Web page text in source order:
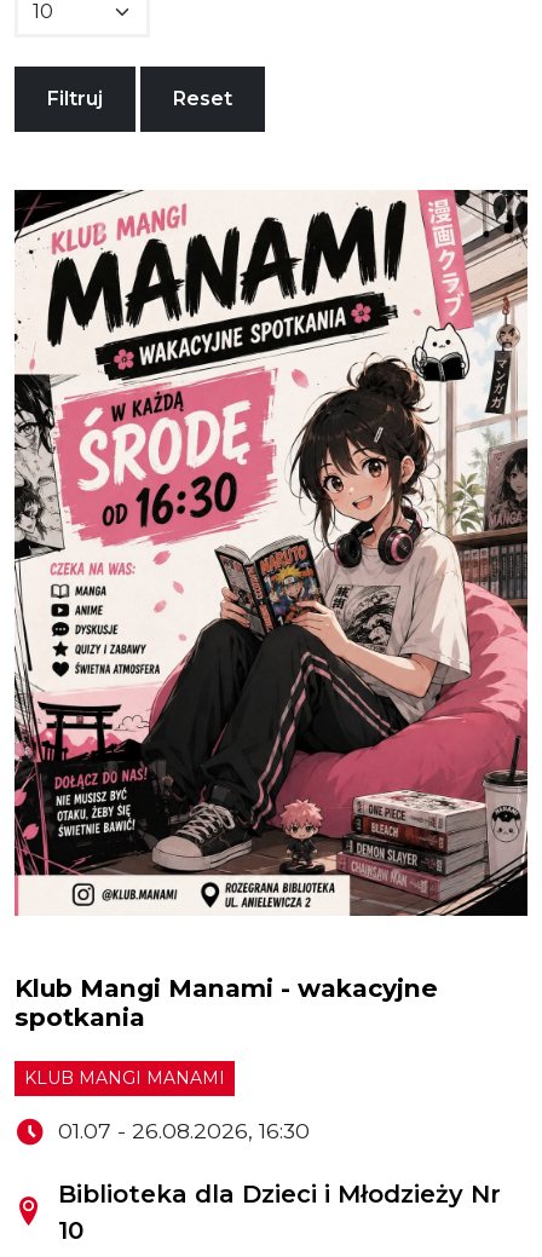
Filtruj Reset
Klub Mangi Manami - wakacyjne
spotkania
KLUB MANGI MANAMI
01.07 - 26.08.2026, 16:30
Biblioteka dla Dzieci i Młodzieży Nr
10